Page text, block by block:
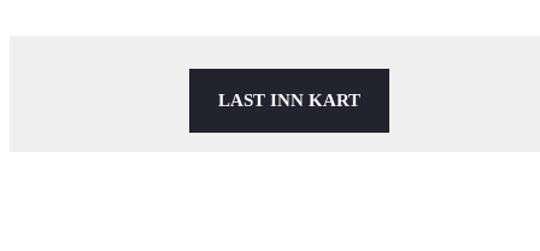
LAST INN KART